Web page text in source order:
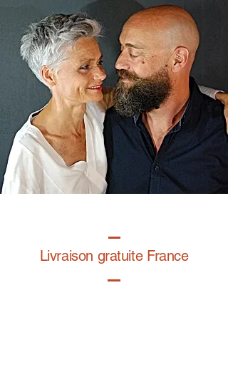
Livraison gratuite France